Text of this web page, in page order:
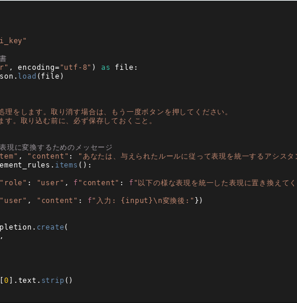
, encoding= "utf-8" ) as file :
. load ( file )
理をします。取り消す場合は、もう一度ボタンを押してください。
す。取り込む前に、必ず保存しておくこと。
現に変換するためのメッセージ
, "content" :
"あなたは、与えられたルールに従って表現を統一するアシス
. items ( ) :
"role" : "user" , f "content" : f "以下の様な表現を統一した表現に置き換
"user" , "content" : f"入力: {input}\n変換後:" } )
. create(
,
[0 ] . text . strip ( )